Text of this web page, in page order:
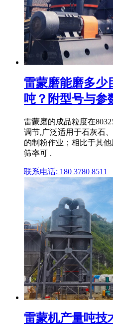
雷蒙磨能磨多少
吨？附型号与参
雷蒙磨的成品粒度在
调节,广泛适用于石灰石
的制粉作业；相比于其
筛率可 .
联系电话: 180 3780 8511
雷蒙机产量吨技